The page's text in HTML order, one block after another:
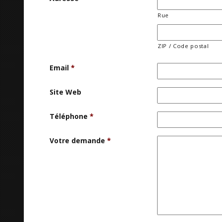
Rue
ZIP / Code postal
Email *
Site Web
Téléphone *
Votre demande *